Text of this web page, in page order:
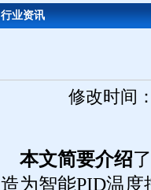
行业资讯
修改时间
本文简要介绍
造为智能PID温度